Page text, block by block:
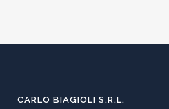
CARLO BIAGIOLI S.R.L.